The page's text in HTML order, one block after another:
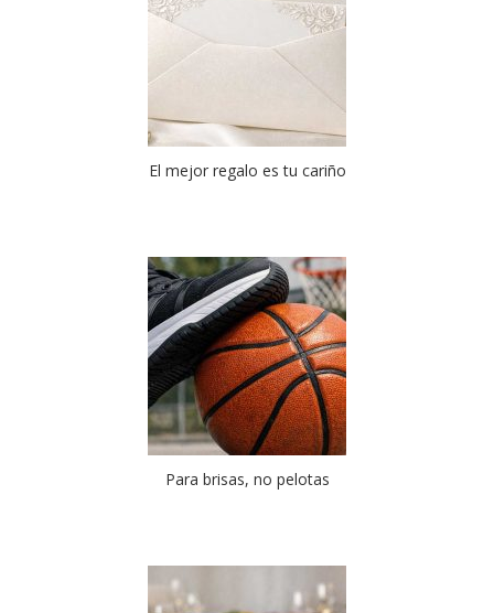
El mejor regalo es tu cariño
Para brisas, no pelotas